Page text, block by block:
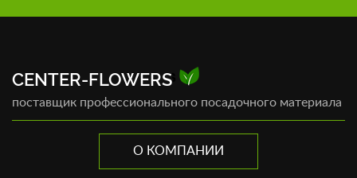
CENTER-FLOWERS
поставщик профессионального посадочного материала
О КОМПАНИИ